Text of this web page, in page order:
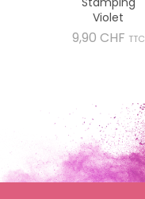
Violet
9,90 CHF Prix
TTC